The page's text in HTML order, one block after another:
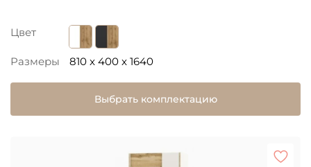
Цвет
Размеры 810 x 400 x 1640
Выбрать комплектацию